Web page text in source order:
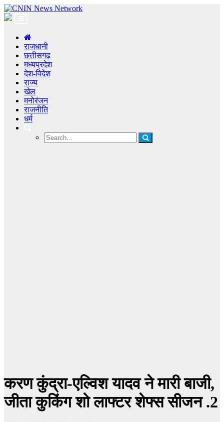
राजधानी
छत्तीसगढ़
मध्यप्रदेश
देश-विदेश
राज्य
खेल
मनोरंजन
राजनीति
धर्म
करण कुंद्रा-एल्विश यादव ने मारी बाजी,
जीता कुकिंग शो लाफ्टर शेफ्स सीजन .2